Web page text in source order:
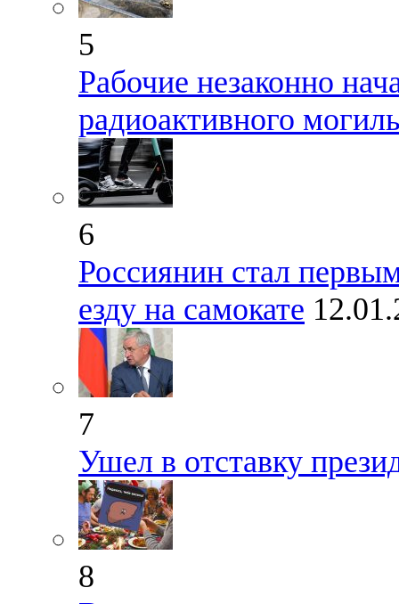
5
Рабочие незаконно
радиоактивного
6
Россиянин стал
езду на самокате
7
Ушел в отставку
8